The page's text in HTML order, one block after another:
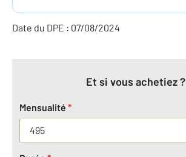
Date du DPE : 07/08/2024
Et si vous achetiez ?
Mensualité *